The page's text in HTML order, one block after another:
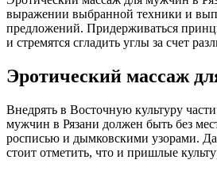
выражении выбранной техники и
предложений. Придерживаться
и стремятся сгладить углы за счет
Эротический массаж
Внедрять в Восточную культуру
мужчин в Рязани должен быть без
росписью и дымковскими узорами.
стоит отметить, что и пришлые